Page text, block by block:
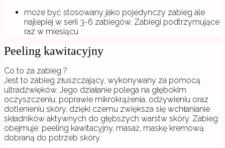
może być stosowany jako pojedynczy zabieg ale
najlepiej w serii 3-6 zabiegów. Zabiegi podtrzymujące
raz w miesiącu
Peeling kawitacyjny
Co to za zabieg ?
Jest to zabieg złuszczający, wykonywany za pomocą
ultradźwięków. Jego działanie polega na głębokim
oczyszczeniu, poprawie mikrokrążenia, odżywieniu oraz
dotlenieniu skóry, dzięki czemu zwiększa się wchłanianie
składników aktywnych do głębszych warstw skóry. Zabieg
obejmuje: peeling kawitacyjny, masaż, maskę kremową
dobraną do potrzeb skóry.